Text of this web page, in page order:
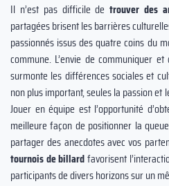
Il n’est pas difficile detrouver des
partagées brisent les barrières
passionnés issus des quatre coins du
commune. L’envie de communiquer
surmonte les différences sociales et
non plus important, seules la passion
Jouer en équipe est l’opportunité
meilleure façon de positionner la
partager des anecdotes avec vos
tournois de billardfavorisent
participants de divers horizons sur un